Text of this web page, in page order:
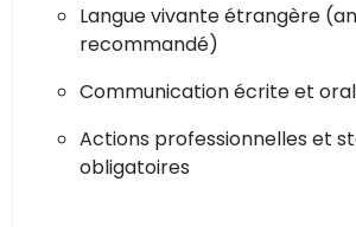
Langue vivante étrangère
recommandé)
Communication écrite et
Actions professionnelles et
obligatoires